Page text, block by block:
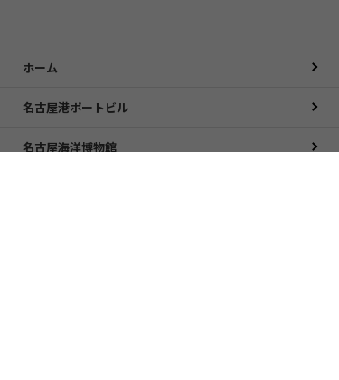
ホーム
名古屋港ポートビル
名古屋海洋博物館